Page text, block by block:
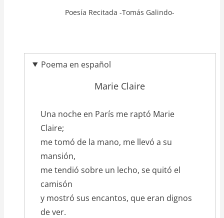
Poesía Recitada -Tomás Galindo-
Poema en español
Marie Claire
texto_poema
Una noche en París me raptó Marie
Claire;
me tomó de la mano, me llevó a su
mansión,
me tendió sobre un lecho, se quitó el
camisón
y mostró sus encantos, que eran dignos
de ver.